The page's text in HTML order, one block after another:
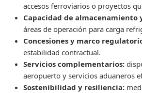
accesos ferroviarios o proyectos
Capacidad de almacenamiento
áreas de operación para carga
Concesiones y marco
estabilidad contractual.
Servicios complementarios:
aeropuerto y servicios aduaneros
Sostenibilidad y resiliencia: